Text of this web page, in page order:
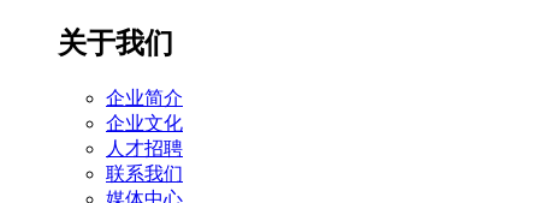
关于我们
企业简介
企业文化
人才招聘
联系我们
媒体中心